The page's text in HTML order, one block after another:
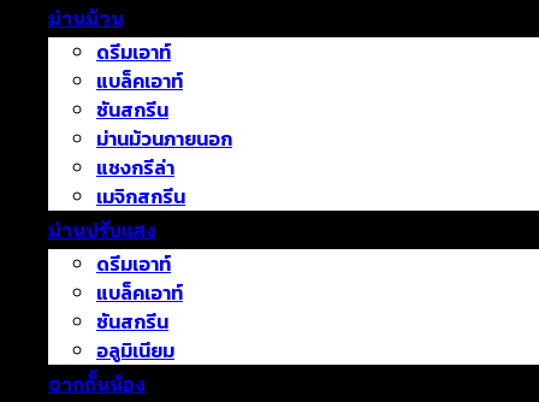
ม่านม้วน
ดรีมเอาท์
แบล็คเอาท์
ซันสกรีน
ม่านม้วนภายนอก
แชงกรีล่า
เมจิกสกรีน
ม่านปรับแสง
ดรีมเอาท์
แบล็คเอาท์
ซันสกรีน
อลูมิเนียม
ฉากกั้นห้อง